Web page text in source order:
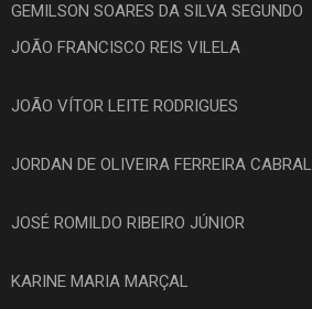
GEMILSON SOARES DA SILVA SEGUNDO
JOÃO FRANCISCO REIS VILELA
JOÃO VÍTOR LEITE RODRIGUES
JORDAN DE OLIVEIRA FERREIRA CABRAL
JOSÉ ROMILDO RIBEIRO JÚNIOR
KARINE MARIA MARÇAL